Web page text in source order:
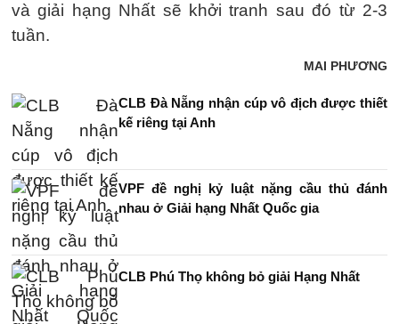
và giải hạng Nhất sẽ khởi tranh sau đó từ 2-3
tuần.
MAI PHƯƠNG
CLB Đà Nẵng nhận cúp vô địch được thiết
kế riêng tại Anh
VPF đề nghị kỷ luật nặng cầu thủ đánh
nhau ở Giải hạng Nhất Quốc gia
CLB Phú Thọ không bỏ giải Hạng Nhất